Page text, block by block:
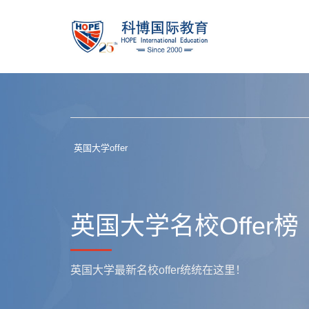
英国大学offer
英国大学名校Offer榜
英国大学最新名校offer统统在这里！